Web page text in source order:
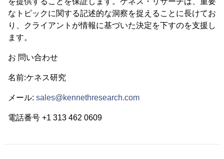
なトピックに関する記述的な洞察を捉えることに長けてお
り、クライアントが情報に基づいた決定を下すのを支援し
ます。
お 問い合わせ
名前:ケネス研究
メール: sales@kennethresearch.com
電話番号 +1 313 462 0609